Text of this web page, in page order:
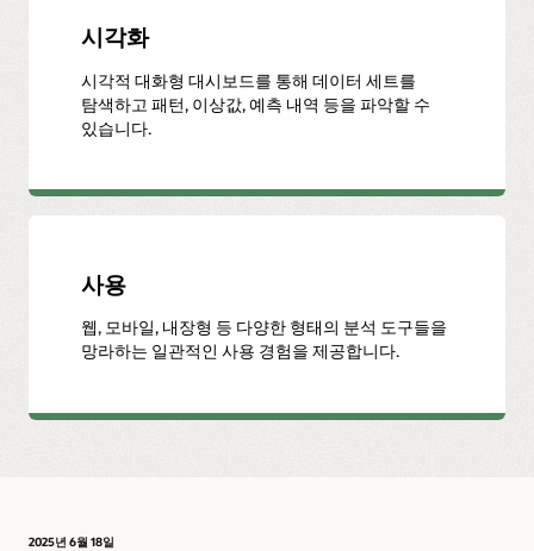
시각화
시각적 대화형 대시보드를 통해 데이터 세트를
탐색하고 패턴, 이상값, 예측 내역 등을 파악할 수
있습니다.
사용
웹, 모바일, 내장형 등 다양한 형태의 분석 도구들을
망라하는 일관적인 사용 경험을 제공합니다.
2025년 6월 18일